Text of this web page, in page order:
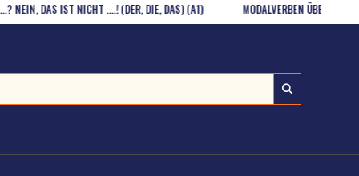
DAS IST NICHT ….! (DER, DIE, DAS) (A1) MODALVERBEN ÜBEN (GR/A1)